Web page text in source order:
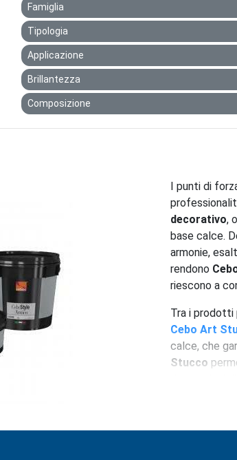
Famiglia
Tipologia
Applicazione
Brillantezza
Composizione
I punti di
decorativo,
base calce.
armonie,
rendono
riescono a
Tra i prodotti
Cebo Art
calce, che
Stucco